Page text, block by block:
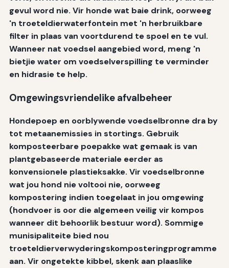
gevul word nie. Vir honde wat baie drink, oorweeg
'n troeteldierwaterfontein met 'n herbruikbare
filter in plaas van voortdurend te spoel en te vul.
Wanneer nat voedsel aangebied word, meng 'n
bietjie water om voedselverspilling te verminder
en hidrasie te help.
Omgewingsvriendelike afvalbeheer
Hondepoep en oorblywende voedselbronne dra by
tot metaanemissies in stortings. Gebruik
komposteerbare poepakke wat gemaak is van
plantgebaseerde materiale eerder as
konvensionele plastieksakke. Vir voedselbronne
wat jou hond nie voltooi nie, oorweeg
kompostering indien toegelaat in jou omgewing
(hondvoer is oor die algemeen veilig vir kompos
wanneer dit behoorlik bestuur word). Sommige
munisipaliteite bied nou
troeteldierverwyderingskomposteringprogramme
aan. Vir ongetekte kibbel, skenk aan plaaslike